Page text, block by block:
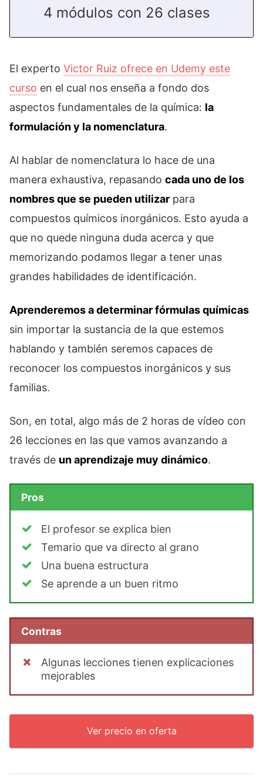
4 módulos con 26 clases
El experto Victor Ruiz ofrece en Udemy este
curso en el cual nos enseña a fondo dos
aspectos fundamentales de la química: la
formulación y la nomenclatura.
Al hablar de nomenclatura lo hace de una
manera exhaustiva, repasando cada uno de los
nombres que se pueden utilizar para
compuestos químicos inorgánicos. Esto ayuda a
que no quede ninguna duda acerca y que
memorizando podamos llegar a tener unas
grandes habilidades de identificación.
Aprenderemos a determinar fórmulas químicas
sin importar la sustancia de la que estemos
hablando y también seremos capaces de
reconocer los compuestos inorgánicos y sus
familias.
Son, en total, algo más de 2 horas de vídeo con
26 lecciones en las que vamos avanzando a
través de un aprendizaje muy dinámico.
Pros
El profesor se explica bien
Temario que va directo al grano
Una buena estructura
Se aprende a un buen ritmo
Contras
Algunas lecciones tienen explicaciones
mejorables
Ver precio en oferta